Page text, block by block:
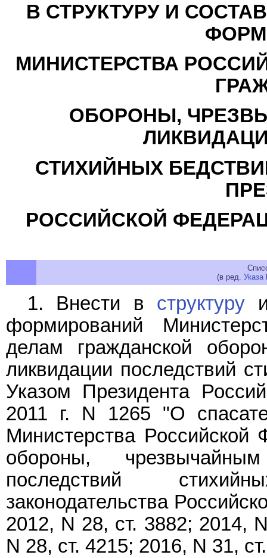
В СТРУКТУРУ И
МИНИСТЕРСТВА
ОБОРОНЫ,
СТИХИЙНЫХ
РОССИЙСКОЙ
(в ред. Указа
1. Внести в структуру
формирований
делам гражданской
ликвидации последствий
Указом Президента
2011 г. N 1265 "О
Министерства Российской
обороны,
последствий
законодательства
2012, N 28, ст. 3882; 2014,
N 28, ст. 4215; 2016, N 31,